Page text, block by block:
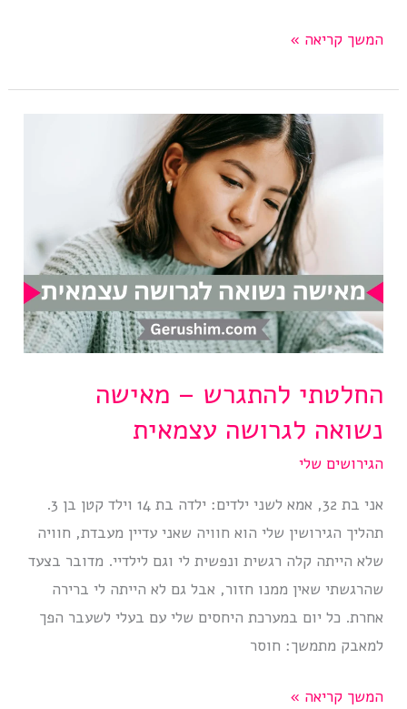
המחיר
מאבקי
המשך קריאה »
החלטתי להתגרש – מאישה
נשואה לגרושה עצמאית
הגירושים שלי
אני בת 32, אמא לשני ילדים: ילדה בת 14 וילד קטן בן 3.
תהליך הגירושין שלי הוא חוויה שאני עדיין מעבדת, חוויה
שלא הייתה קלה רגשית ונפשית לי וגם לילדיי. מדובר בצעד
שהרגשתי שאין ממנו חזור, אבל גם לא הייתה לי ברירה
אחרת. כל יום במערכת היחסים שלי עם בעלי לשעבר הפך
למאבק מתמשך: חוסר
החלטתי
המשך קריאה »